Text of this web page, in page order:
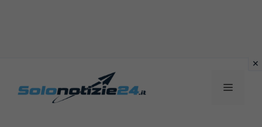
MENU